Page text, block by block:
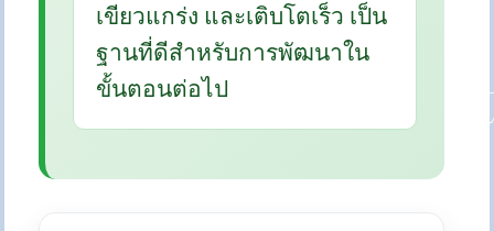
เขียวแกร่ง และเติบโตเร็ว เป็น
ฐานที่ดีสำหรับการพัฒนาใน
ขั้นตอนต่อไป